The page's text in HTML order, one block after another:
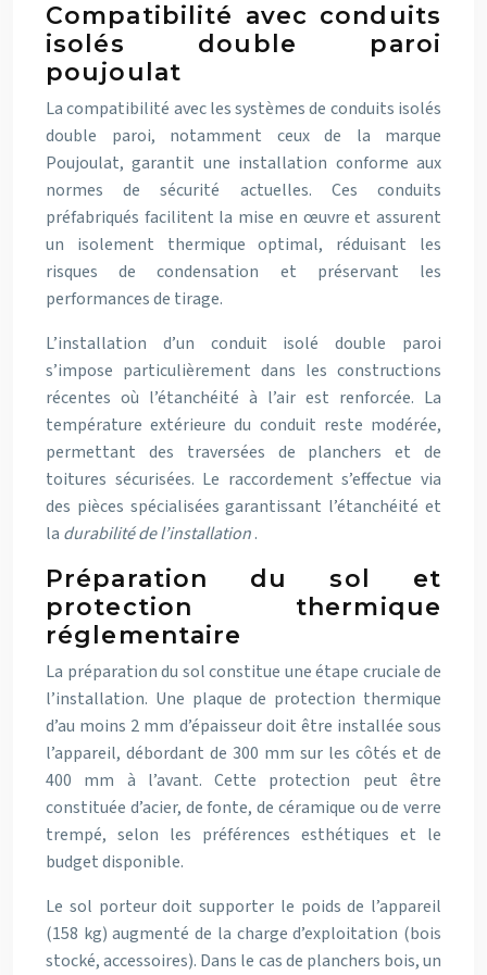
Compatibilité avec conduits
isolés double paroi
poujoulat
La compatibilité avec les systèmes de conduits isolés
double paroi, notamment ceux de la marque
Poujoulat, garantit une installation conforme aux
normes de sécurité actuelles. Ces conduits
préfabriqués facilitent la mise en œuvre et assurent
un isolement thermique optimal, réduisant les
risques de condensation et préservant les
performances de tirage.
L’installation d’un conduit isolé double paroi
s’impose particulièrement dans les constructions
récentes où l’étanchéité à l’air est renforcée. La
température extérieure du conduit reste modérée,
permettant des traversées de planchers et de
toitures sécurisées. Le raccordement s’effectue via
des pièces spécialisées garantissant l’étanchéité et
la durabilité de l’installation.
Préparation du sol et
protection thermique
réglementaire
La préparation du sol constitue une étape cruciale de
l’installation. Une plaque de protection thermique
d’au moins 2 mm d’épaisseur doit être installée sous
l’appareil, débordant de 300 mm sur les côtés et de
400 mm à l’avant. Cette protection peut être
constituée d’acier, de fonte, de céramique ou de verre
trempé, selon les préférences esthétiques et le
budget disponible.
Le sol porteur doit supporter le poids de l’appareil
(158 kg) augmenté de la charge d’exploitation (bois
stocké, accessoires). Dans le cas de planchers bois, un